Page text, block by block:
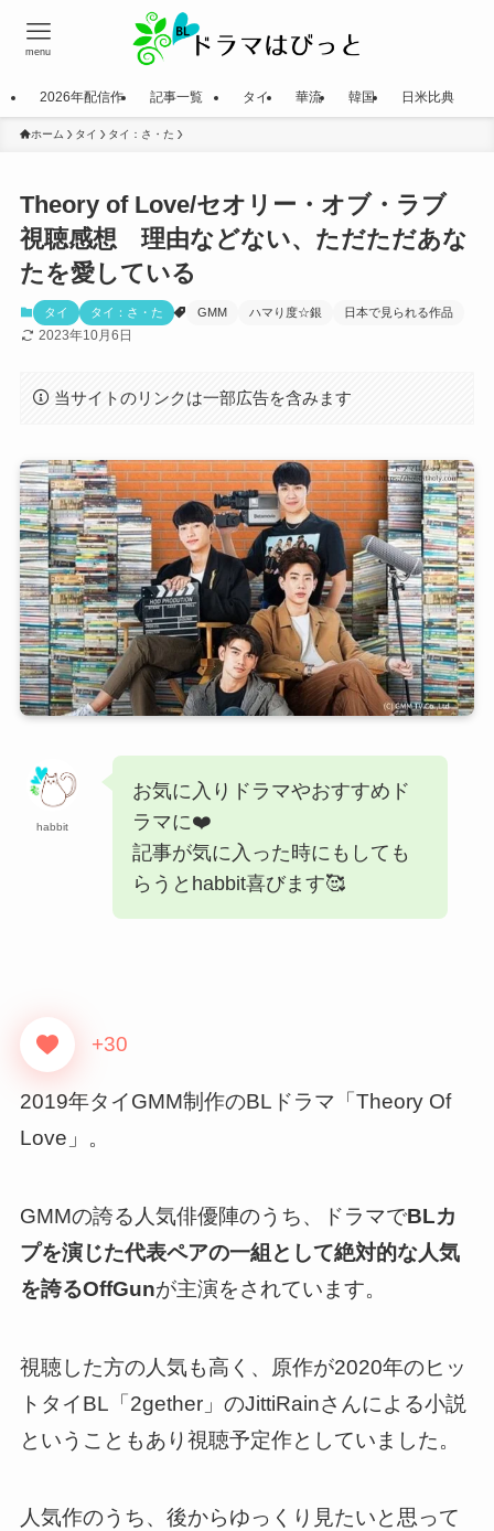
menu
2026年配信作 記事一覧 タイ 華流 韓国 日米比典
ホーム タイ タイ：さ・た
Theory of Love/セオリー・オブ・ラブ
視聴感想 理由などない、ただただあな
たを愛している
タイ タイ：さ・た GMM ハマり度☆銀 日本で見られる作品
2023年10月6日
当サイトのリンクは一部広告を含みます
habbit
お気に入りドラマやおすすめド
ラマに❤️
記事が気に入った時にもしても
らうとhabbit喜びます🥰
+30
2019年タイGMM制作のBLドラマ「Theory Of
Love」。
GMMの誇る人気俳優陣のうち、ドラマでBLカ
プを演じた代表ペアの一組として絶対的な人気
を誇るOffGunが主演をされています。
視聴した方の人気も高く、 原作が2020年のヒッ
トタイBL「2gether」のJittiRainさんによる小説
ということもあり視聴予定作としていました。
人気作のうち、後からゆっくり見たいと思って